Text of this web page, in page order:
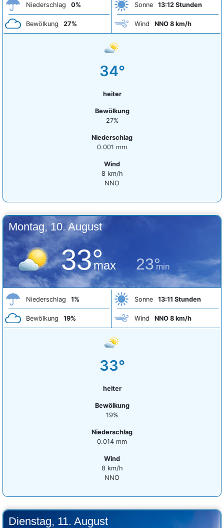
Niederschlag 0%
Bewölkung 27%
Sonne 13:12 Stunden
Wind NNO 8 km/h
34°
heiter
Bewölkung
27%
Niederschlag
0.001 mm
Wind
8 km/h
NNO
Montag, 10. August
33°
max 23°
min
Niederschlag 1%
Bewölkung 19%
Sonne 13:11 Stunden
Wind NNO 8 km/h
33°
heiter
Bewölkung
19%
Niederschlag
0.014 mm
Wind
8 km/h
NNO
Dienstag, 11. August